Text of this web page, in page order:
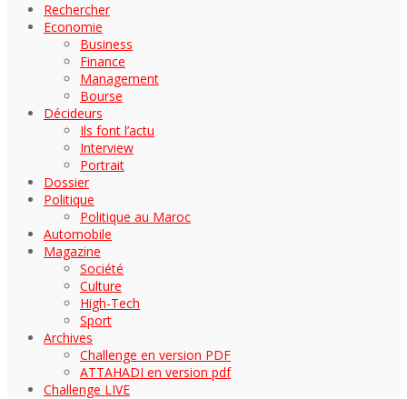
Rechercher
Economie
Business
Finance
Management
Bourse
Décideurs
Ils font l’actu
Interview
Portrait
Dossier
Politique
Politique au Maroc
Automobile
Magazine
Société
Culture
High-Tech
Sport
Archives
Challenge en version PDF
ATTAHADI en version pdf
Challenge LIVE